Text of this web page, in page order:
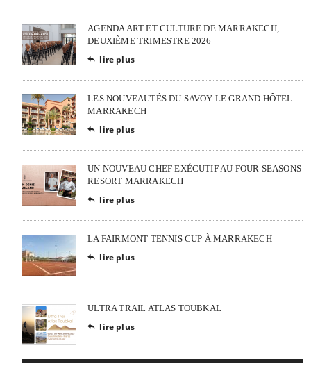
AGENDA ART ET CULTURE DE MARRAKECH,
DEUXIÈME TRIMESTRE 2026
 lire plus
LES NOUVEAUTÉS DU SAVOY LE GRAND HÔTEL
MARRAKECH
 lire plus
UN NOUVEAU CHEF EXÉCUTIF AU FOUR SEASONS
RESORT MARRAKECH
 lire plus
LA FAIRMONT TENNIS CUP À MARRAKECH
 lire plus
ULTRA TRAIL ATLAS TOUBKAL
 lire plus